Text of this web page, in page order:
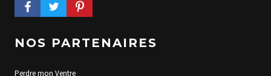
FACEBOOK PROFILE
TWITTER PROFILEPINTEREST PROFILE
NOS PARTENAIRES
Perdre mon Ventre